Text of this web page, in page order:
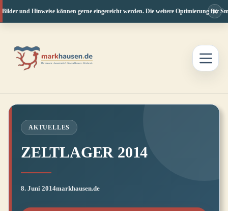
und Hinweise können gerne eingereicht werden. Die weitere Optimierung für
×
springen
AKTUELLES
ZELTLAGER 2014
8. Juni 2014markhausen.de